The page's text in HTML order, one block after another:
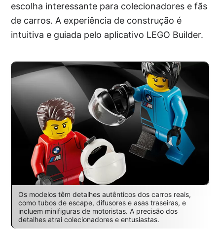
escolha interessante para colecionadores e fãs
de carros. A experiência de construção é
intuitiva e guiada pelo aplicativo LEGO Builder.
Os modelos têm detalhes autênticos dos carros reais,
como tubos de escape, difusores e asas traseiras, e
incluem minifiguras de motoristas. A precisão dos
detalhes atrai colecionadores e entusiastas.